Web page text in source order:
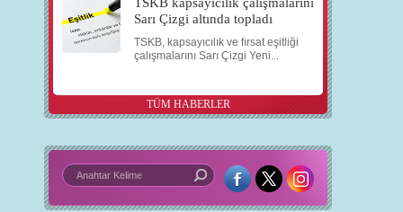
Sarı Çizgi altında topladı
TSKB, kapsayıcılık ve fırsat eşitliği
çalışmalarını Sarı Çizgi Yeni...
TÜM HABERLER